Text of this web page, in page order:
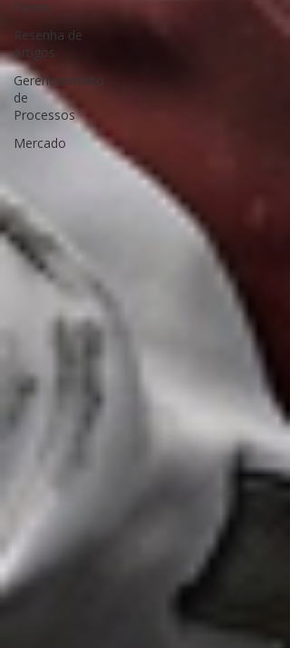
Filmes
Resenha de
Artigos
Gerenciamento
de
Processos
Mercado